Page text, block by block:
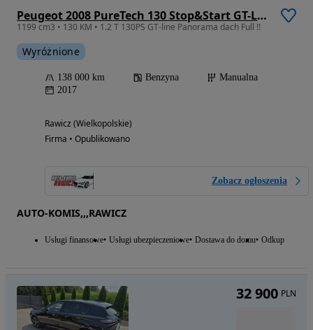
Peugeot 2008 PureTech 130 Stop&Start GT-Line Edition
1199 cm3 • 130 KM • 1.2 T 130PS GT-line Panorama dach Full !!
Wyróżnione
138 000 km Benzyna
Manualna
2017
Rawicz (Wielkopolskie)
Firma • Opublikowano
Zobacz ogłoszenia
AUTO-KOMIS,,,RAWICZ
Usługi finansowe Usługi ubezpieczeniowe Dostawa do domu Odkup
32 900 PLN